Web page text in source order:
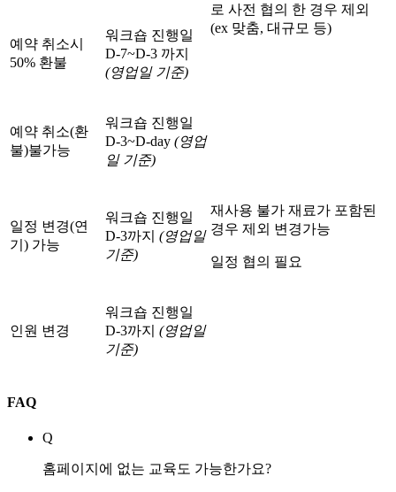
로 사전 협의 한 경우 제외
(ex 맞춤, 대규모 등)
예약 취소시
50% 환불
워크숍 진행일
D-7~D-3 까지
(영업일 기준)
예약 취소(환
불)불가능
워크숍 진행일
D-3~D-day (영업
일 기준)
일정 변경(연
기) 가능
워크숍 진행일
D-3까지 (영업일
기준)
재사용 불가 재료가 포함된
경우 제외 변경가능
일정 협의 필요
인원 변경
워크숍 진행일
D-3까지 (영업일
기준)
FAQ
Q
홈페이지에 없는 교육도 가능한가요?